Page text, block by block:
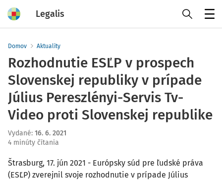
Legalis
Domov Aktuality
Rozhodnutie ESĽP v prospech
Slovenskej republiky v prípade
Július Pereszlényi-Servis Tv-
Video proti Slovenskej republike
Vydané: 16. 6. 2021
4 minúty čítania
Štrasburg, 17. jún 2021 - Európsky súd pre ľudské práva
(ESĽP) zverejnil svoje rozhodnutie v prípade Július